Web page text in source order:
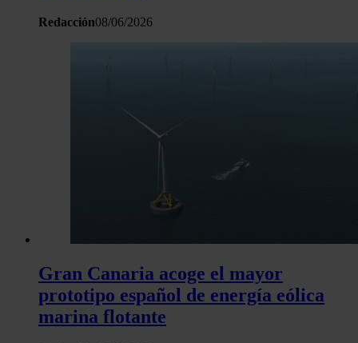
Redacción08/06/2026
Gran Canaria acoge el mayor
prototipo español de energía eólica
marina flotante